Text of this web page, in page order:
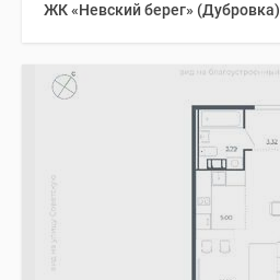
ЖК «Невский берег» (Дубровка)